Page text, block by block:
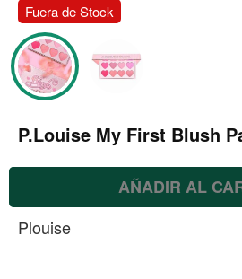
Fuera de Stock
AÑADIR AL
Plouise